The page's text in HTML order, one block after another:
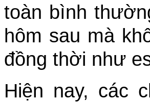
toàn bình
hôm sau mà
đồng thời như
Hiện nay, các